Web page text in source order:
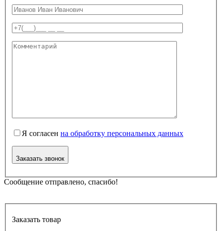
Я согласен на обработку персональных данных
Заказать звонок
Сообщение отправлено, спасибо!
Заказать товар